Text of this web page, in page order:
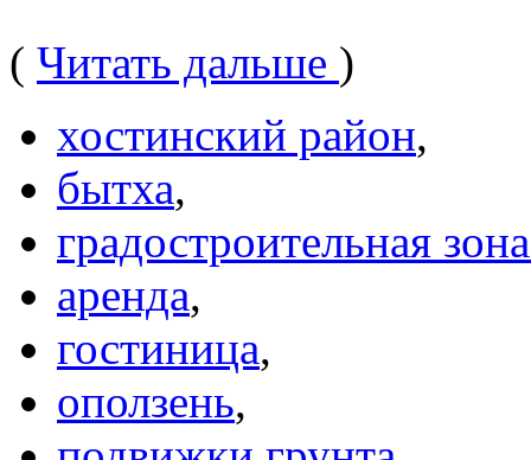
( Читать дальше )
хостинский район,
бытха,
градостроительная
аренда,
гостиница,
оползень,